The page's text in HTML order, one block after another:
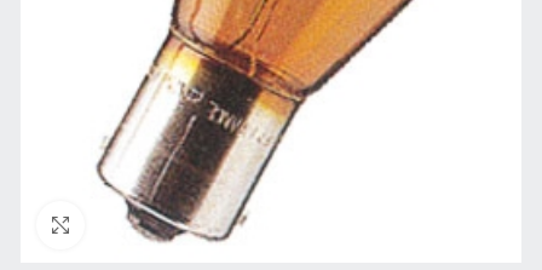
Нажмите, чтобы увеличить